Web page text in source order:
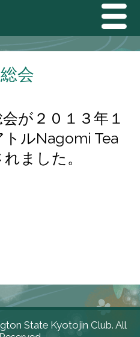
ム
ンチ
京都
やす
するお問合せ
会
が２０１３年１
トルNagomi Tea
ました。
State Kyotojin Club. All